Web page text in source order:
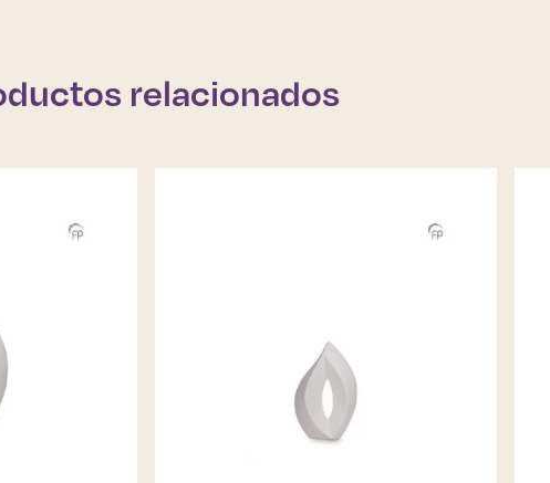
relacionados